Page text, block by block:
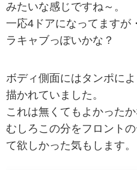
みたいな感じですね～。
一応4ドアになってますが
ラキャブっぽいかな？
ボディ側面にはタンポに
描かれていました。
これは無くてもよかったか
むしろこの分をフロント
て欲しかった気もします。